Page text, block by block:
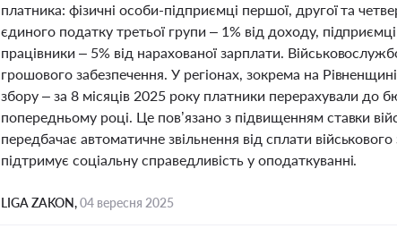
платника: фізичні особи-підприємці першої, другої та
єдиного податку третьої групи – 1% від доходу,
працівники – 5% від нарахованої зарплати.
грошового забезпечення. У регіонах, зокрема на
збору – за 8 місяців 2025 року платники перерахували
попередньому році. Це пов’язано з підвищенням ставки
передбачає автоматичне звільнення від сплати
підтримує соціальну справедливість у оподаткуванні.
LIGA ZAKON,04 вересня 2025